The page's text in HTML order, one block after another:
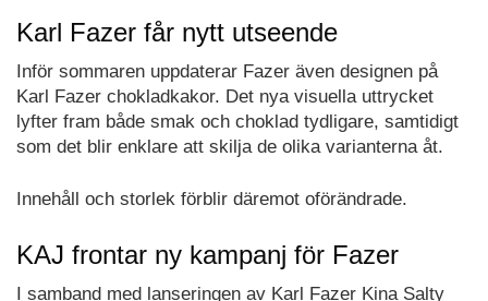
Karl Fazer får nytt utseende
Inför sommaren uppdaterar Fazer även designen på
Karl Fazer chokladkakor. Det nya visuella uttrycket
lyfter fram både smak och choklad tydligare, samtidigt
som det blir enklare att skilja de olika varianterna åt.
Innehåll och storlek förblir däremot oförändrade.
KAJ frontar ny kampanj för Fazer
I samband med lanseringen av Karl Fazer Kina Salty